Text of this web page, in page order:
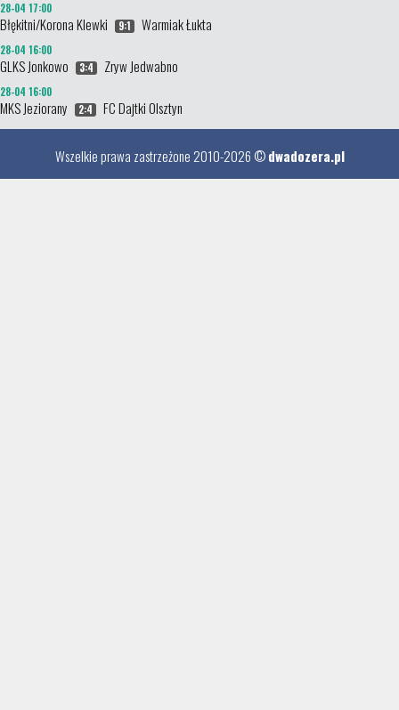
28-04 17:00
Błękitni/Korona Klewki 9:1 Warmiak Łukta
28-04 16:00
GLKS Jonkowo 3:4 Zryw Jedwabno
28-04 16:00
MKS Jeziorany 2:4 FC Dajtki Olsztyn
Wszelkie prawa zastrzeżone 2010-2026 ©dwadozera.pl